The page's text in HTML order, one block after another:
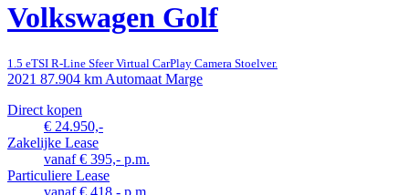
Volkswagen Golf
1.5 eTSI R-Line Sfeer Virtual CarPlay Camera Stoelver.
2021 87.904 km Automaat Marge
Direct kopen
€ 24.950,-
Zakelijke Lease
vanaf € 395,- p.m.
Particuliere Lease
vanaf € 418,- p.m.